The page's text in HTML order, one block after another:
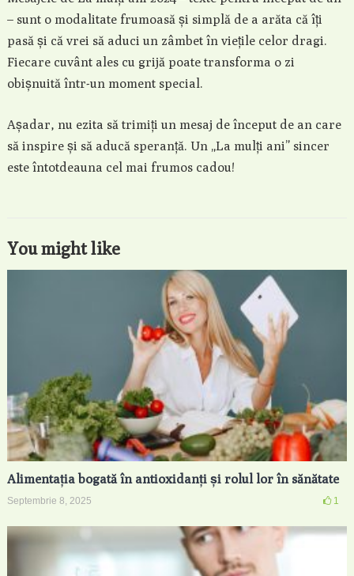
– sunt o modalitate frumoasă și simplă de a arăta că îți
pasă și că vrei să aduci un zâmbet în viețile celor dragi.
Fiecare cuvânt ales cu grijă poate transforma o zi
obișnuită într-un moment special.
Așadar, nu ezita să trimiți un mesaj de început de an care
să inspire și să aducă speranță. Un „La mulți ani” sincer
este întotdeauna cel mai frumos cadou!
You might like
Alimentația bogată în antioxidanți și rolul lor în sănătate
Septembrie 8, 2025 1